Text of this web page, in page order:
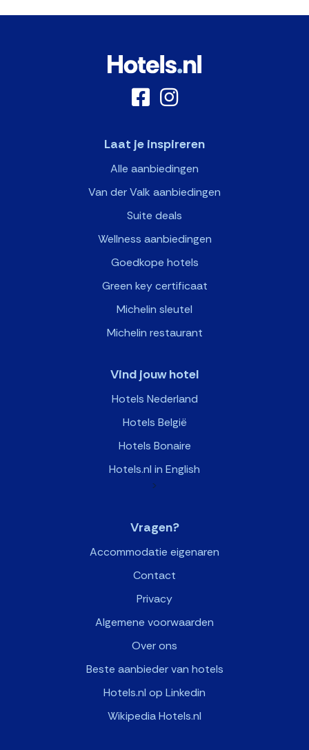
Laat je inspireren
Alle aanbiedingen
Van der Valk aanbiedingen
Suite deals
Wellness aanbiedingen
Goedkope hotels
Green key certificaat
Michelin sleutel
Michelin restaurant
Vind jouw hotel
Hotels Nederland
Hotels België
Hotels Bonaire
Hotels.nl in English
>
Vragen?
Accommodatie eigenaren
Contact
Privacy
Algemene voorwaarden
Over ons
Beste aanbieder van hotels
Hotels.nl op Linkedin
Wikipedia Hotels.nl